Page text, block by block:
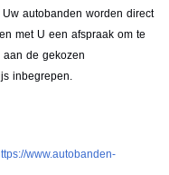
autobanden worden direct
met U een afspraak om te
aan de gekozen
inbegrepen.
www.autobanden-